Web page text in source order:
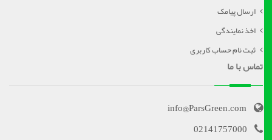
ارسال پیامک
اخذ نمایندگی
ثبت نام حساب کاربری
تماس با ما
info@ParsGreen.com
02141757000